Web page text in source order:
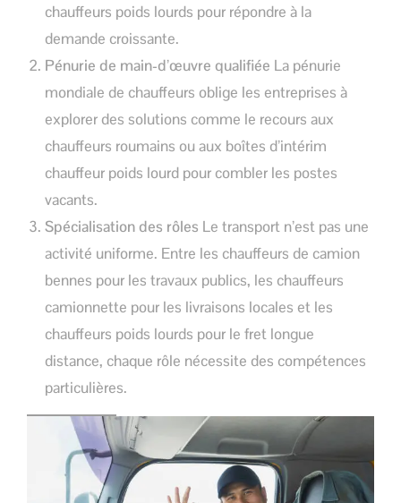
chauffeurs poids lourds pour répondre à la
demande croissante.
Pénurie de main-d’œuvre qualifiée La pénurie
mondiale de chauffeurs oblige les entreprises à
explorer des solutions comme le recours aux
chauffeurs roumains ou aux boîtes d’intérim
chauffeur poids lourd pour combler les postes
vacants.
Spécialisation des rôles Le transport n’est pas une
activité uniforme. Entre les chauffeurs de camion
bennes pour les travaux publics, les chauffeurs
camionnette pour les livraisons locales et les
chauffeurs poids lourds pour le fret longue
distance, chaque rôle nécessite des compétences
particulières.